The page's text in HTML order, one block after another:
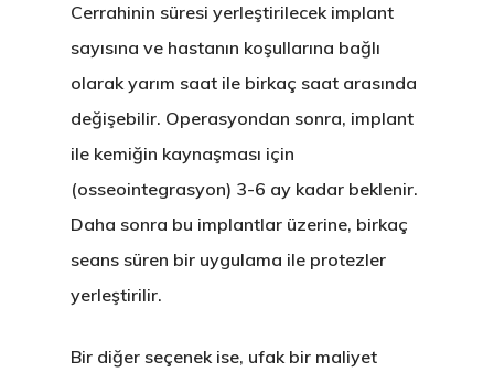
Cerrahinin süresi yerleştirilecek implant
sayısına ve hastanın koşullarına bağlı
olarak yarım saat ile birkaç saat arasında
değişebilir. Operasyondan sonra, implant
ile kemiğin kaynaşması için
(osseointegrasyon) 3-6 ay kadar beklenir.
Daha sonra bu implantlar üzerine, birkaç
seans süren bir uygulama ile protezler
yerleştirilir.
Bir diğer seçenek ise, ufak bir maliyet